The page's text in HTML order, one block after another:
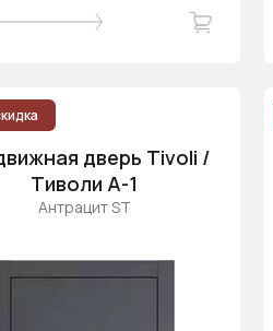
дверь Tivoli /
Тиволи А-1
Антрацит ST